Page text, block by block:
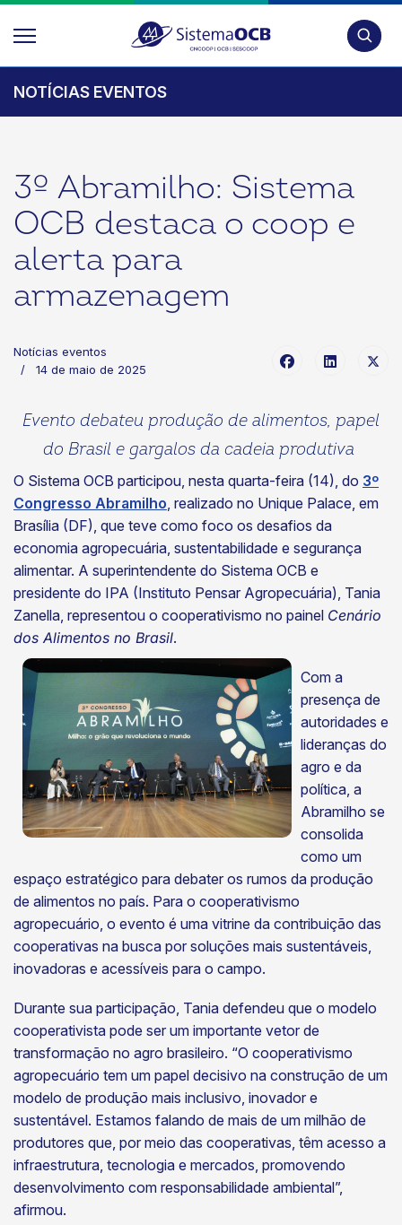
NOTÍCIAS EVENTOS
3º Abramilho: Sistema
OCB destaca o coop e
alerta para
armazenagem
Notícias eventos
14 de maio de 2025
Evento debateu produção de alimentos, papel
do Brasil e gargalos da cadeia produtiva
O Sistema OCB participou, nesta quarta-feira (14), do 3º
Congresso Abramilho, realizado no Unique Palace, em
Brasília (DF), que teve como foco os desafios da
economia agropecuária, sustentabilidade e segurança
alimentar. A superintendente do Sistema OCB e
presidente do IPA (Instituto Pensar Agropecuária), Tania
Zanella, representou o cooperativismo no painel Cenário
dos Alimentos no Brasil.
Com a
presença de
autoridades e
lideranças do
agro e da
política, a
Abramilho se
consolida
como um
espaço estratégico para debater os rumos da produção
de alimentos no país. Para o cooperativismo
agropecuário, o evento é uma vitrine da contribuição das
cooperativas na busca por soluções mais sustentáveis,
inovadoras e acessíveis para o campo.
Durante sua participação, Tania defendeu que o modelo
cooperativista pode ser um importante vetor de
transformação no agro brasileiro. “O cooperativismo
agropecuário tem um papel decisivo na construção de um
modelo de produção mais inclusivo, inovador e
sustentável. Estamos falando de mais de um milhão de
produtores que, por meio das cooperativas, têm acesso a
infraestrutura, tecnologia e mercados, promovendo
desenvolvimento com responsabilidade ambiental”,
afirmou.